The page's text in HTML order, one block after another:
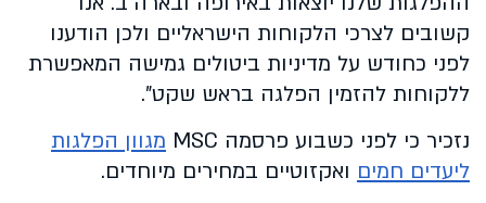
קשובים לצרכי הלקוחות הישראליים ולכן הודענו
לפני כחודש על מדיניות ביטולים גמישה המאפשרת
ללקוחות להזמין הפלגה בראש שקט".
נזכיר כי לפני כשבוע פרסמה MSC
מגוון הפלגות
ליעדים חמים ואקזוטיים במחירים מיוחדים.